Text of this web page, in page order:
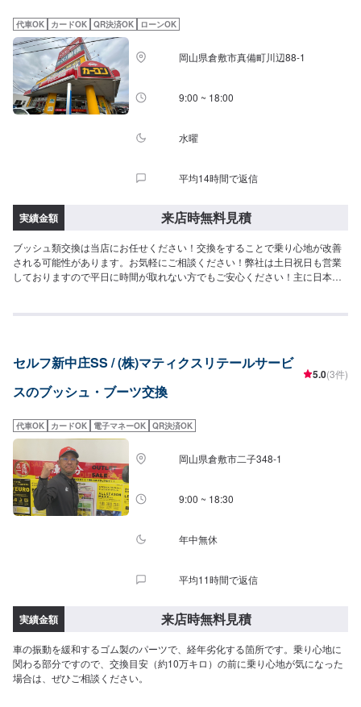
代車OK カードOK QR決済OK ローンOK
岡山県倉敷市真備町川辺88-1
9:00 ~ 18:00
水曜
平均14時間で返信
実績金額 来店時無料見積
ブッシュ類交換は当店にお任せください！交換をすることで乗り心地が改善
される可能性があります。お気軽にご相談ください！弊社は土日祝日も営業
しておりますので平日に時間が取れない方でもご安心ください！主に日本車
としていますのでお困りの方は弊社にお任せください！代車(軽自動車)や自社
セルフ新中庄SS / (株)マティクスリテールサービ
スのブッシュ・ブーツ交換
5.0(3件)
代車OK カードOK 電子マネーOK QR決済OK
岡山県倉敷市二子348-1
9:00 ~ 18:30
年中無休
平均11時間で返信
実績金額 来店時無料見積
車の振動を緩和するゴム製のパーツで、経年劣化する箇所です。乗り心地に
関わる部分ですので、交換目安（約10万キロ）の前に乗り心地が気になった
場合は、ぜひご相談ください。